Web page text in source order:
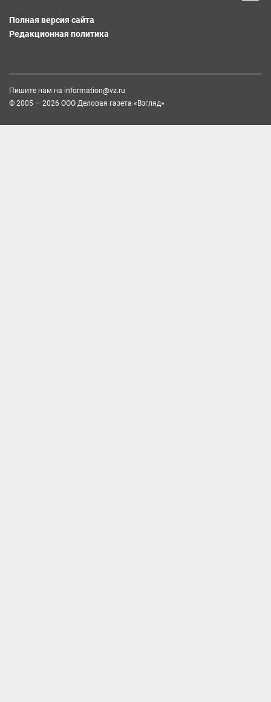
Полная версия сайта
Редакционная политика
Пишите нам на information@vz.ru
© 2005 — 2026 ООО Деловая газета «Взгляд»